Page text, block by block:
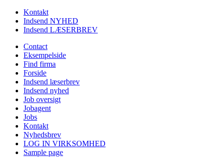
Kontakt
Indsend NYHED
Indsend LÆSERBREV
Contact
Eksempelside
Find firma
Forside
Indsend læserbrev
Indsend nyhed
Job oversigt
Jobagent
Jobs
Kontakt
Nyhedsbrev
LOG IN VIRKSOMHED
Sample page